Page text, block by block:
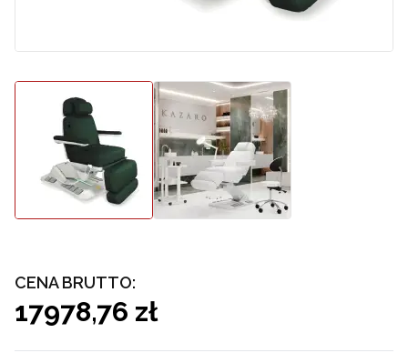
CENA BRUTTO:
17978,76 zł